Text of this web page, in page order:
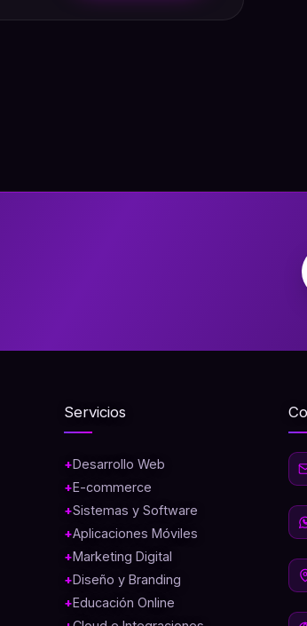
Servicios
Desarrollo Web
E-commerce
Sistemas y Software
Aplicaciones Móviles
Marketing Digital
Diseño y Branding
Educación Online